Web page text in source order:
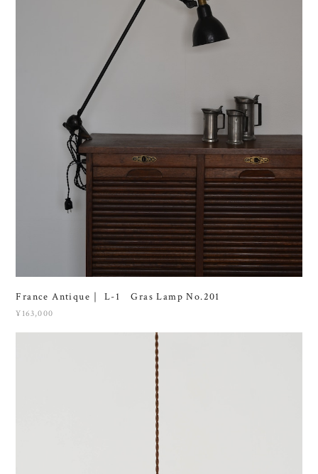
France Antique｜ L-1 Gras Lamp No.201
¥163,000